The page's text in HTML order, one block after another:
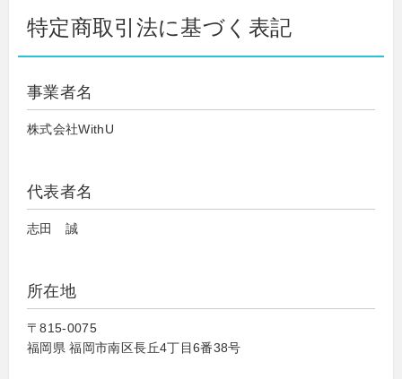
特定商取引法に基づく表記
事業者名
株式会社WithU
代表者名
志田 誠
所在地
〒815-0075
福岡県 福岡市南区長丘4丁目6番38号